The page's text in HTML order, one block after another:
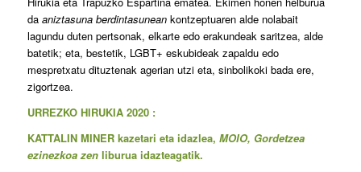
da aniztasuna berdintasuneankontzeptuaren alde nolabait
lagundu duten pertsonak, elkarte edo erakundeak saritzea, alde
batetik; eta, bestetik, LGBT+ eskubideak zapaldu edo
mespretxatu dituztenak agerian utzi eta, sinbolikoki bada ere,
zigortzea.
URREZKO HIRUKIA 2020 :
KATTALIN MINER kazetari eta idazlea, MOIO, Gordetzea
ezinezkoa zen liburua idazteagatik.